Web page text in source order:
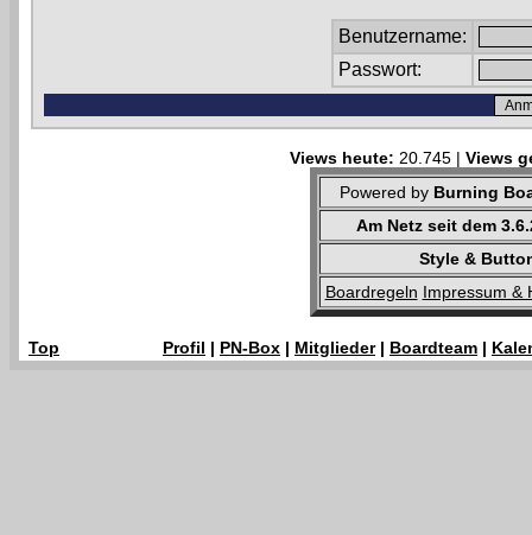
Benutzername:
Passwort:
Views heute: 20.745 | Views
Powered by Burning
Am Netz seit dem
Style &
Boardregeln Impressum &
Top Profil | PN-Box | Mitglieder| Boardteam |